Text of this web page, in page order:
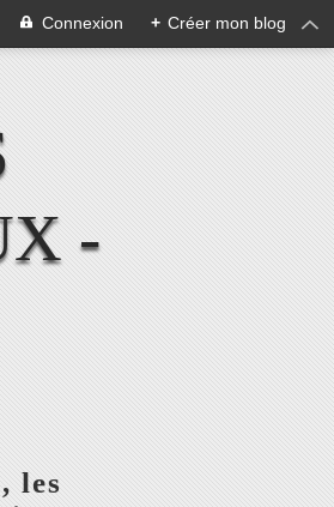
Connexion + Créer mon blog
-
les